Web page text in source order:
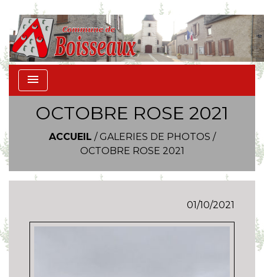
menu
OCTOBRE ROSE 2021
ACCUEIL / GALERIES DE PHOTOS /
OCTOBRE ROSE 2021
01/10/2021